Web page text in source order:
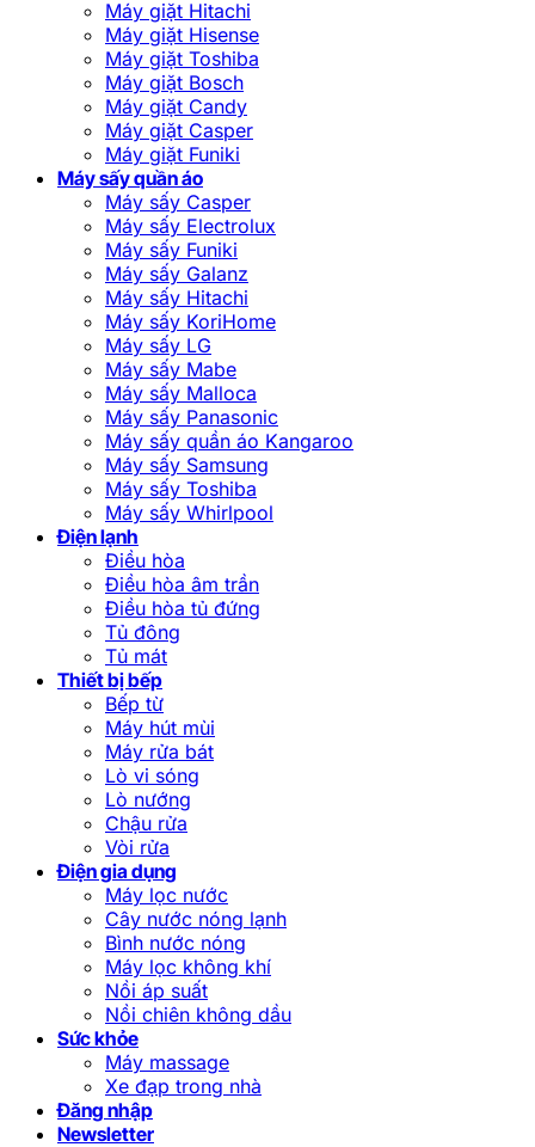
Máy giặt Hitachi
Máy giặt Hisense
Máy giặt Toshiba
Máy giặt Bosch
Máy giặt Candy
Máy giặt Casper
Máy giặt Funiki
Máy sấy quần áo
Máy sấy Casper
Máy sấy Electrolux
Máy sấy Funiki
Máy sấy Galanz
Máy sấy Hitachi
Máy sấy KoriHome
Máy sấy LG
Máy sấy Mabe
Máy sấy Malloca
Máy sấy Panasonic
Máy sấy quần áo Kangaroo
Máy sấy Samsung
Máy sấy Toshiba
Máy sấy Whirlpool
Điện lạnh
Điều hòa
Điều hòa âm trần
Điều hòa tủ đứng
Tủ đông
Tủ mát
Thiết bị bếp
Bếp từ
Máy hút mùi
Máy rửa bát
Lò vi sóng
Lò nướng
Chậu rửa
Vòi rửa
Điện gia dụng
Máy lọc nước
Cây nước nóng lạnh
Bình nước nóng
Máy lọc không khí
Nồi áp suất
Nồi chiên không dầu
Sức khỏe
Máy massage
Xe đạp trong nhà
Đăng nhập
Newsletter